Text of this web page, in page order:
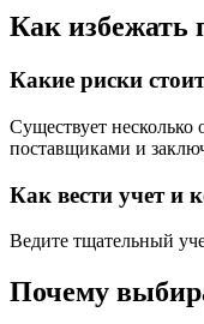
Как избежать
Какие риски
Существует
поставщиками и
Как вести учет и
Ведите тщательный
Почему